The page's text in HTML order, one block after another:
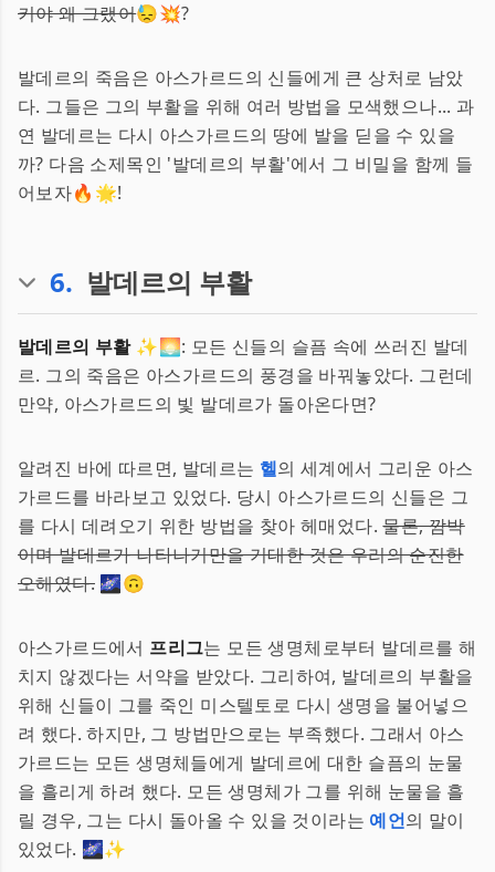
키야 왜 그랬어😓💥?
발데르의 죽음은 아스가르드의 신들에게 큰 상처로 남았
다. 그들은 그의 부활을 위해 여러 방법을 모색했으나... 과
연 발데르는 다시 아스가르드의 땅에 발을 딛을 수 있을
까? 다음 소제목인 '발데르의 부활'에서 그 비밀을 함께 들
어보자🔥🌟!
6. 발데르의 부활
발데르의 부활✨🌅: 모든 신들의 슬픔 속에 쓰러진 발데
르. 그의 죽음은 아스가르드의 풍경을 바꿔놓았다. 그런데
만약, 아스가르드의 빛 발데르가 돌아온다면?
알려진 바에 따르면, 발데르는 헬의 세계에서 그리운 아스
가르드를 바라보고 있었다. 당시 아스가르드의 신들은 그
를 다시 데려오기 위한 방법을 찾아 헤매었다.물론, 깜박
이며 발데르가 나타나기만을 기대한 것은 우리의 순진한
오해였다. 🌌🙃
아스가르드에서 프리그는 모든 생명체로부터 발데르를 해
치지 않겠다는 서약을 받았다. 그리하여, 발데르의 부활을
위해 신들이 그를 죽인 미스텔토로 다시 생명을 불어넣으
려 했다. 하지만, 그 방법만으로는 부족했다. 그래서 아스
가르드는 모든 생명체들에게 발데르에 대한 슬픔의 눈물
을 흘리게 하려 했다. 모든 생명체가 그를 위해 눈물을 흘
릴 경우, 그는 다시 돌아올 수 있을 것이라는 예언의 말이
있었다. 🌌✨